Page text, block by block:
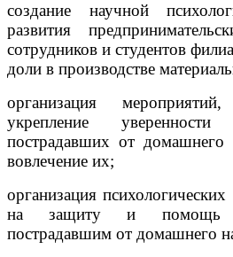
создание научной
развития
сотрудников и студентов
доли в производстве
организация
укрепление
пострадавших от
вовлечение их;
организация
на защиту и помощь
пострадавшим от домашнего